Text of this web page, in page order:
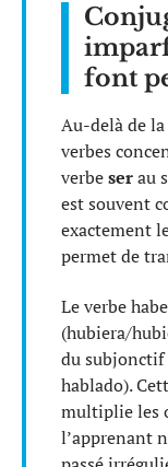
font
Au-delà de
verbes
verbeserau
est souvent
exactement
permet de
Le verbe
(hubiera/
du
hablado).
multiplie les
l’apprenant